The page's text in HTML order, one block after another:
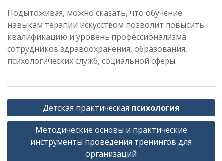
Подытоживая, можно сказать, что обучение
навыкам терапии искусством позволит повысить
квалификацию и уровень профессионализма
сотрудников здравоохранения, образования,
психологических служб, социальной сферы.
Навигация
по
записям
Детская практическая психология
Методические основы и практические
инструменты проведения тренингов для
организаций